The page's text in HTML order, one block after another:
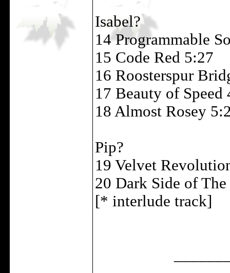
Isabel?
14 Programmable
15 Code Red 5:27
16 Roosterspur
17 Beauty of Speed
18 Almost Rosey
Pip?
19 Velvet
20 Dark Side of
[* interlude track]